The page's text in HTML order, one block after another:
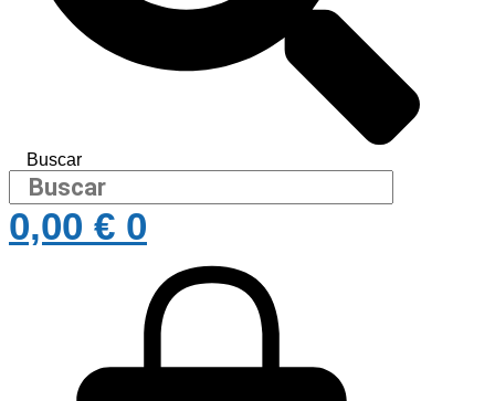
Buscar
0,00 € 0